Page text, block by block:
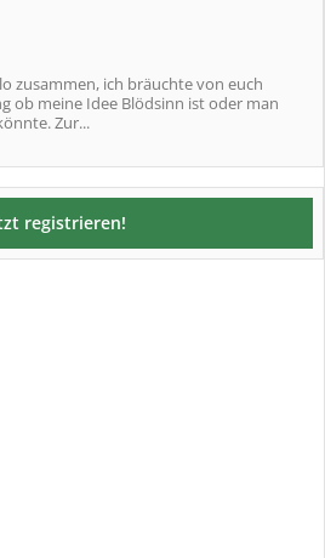
zusammen, ich bräuchte von euch
ob meine Idee Blödsinn ist oder man
Zur...
registrieren!